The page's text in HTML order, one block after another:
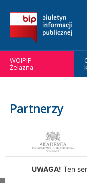
WOIPIP
Żelazna
Partnerzy
UWAGA! Ten